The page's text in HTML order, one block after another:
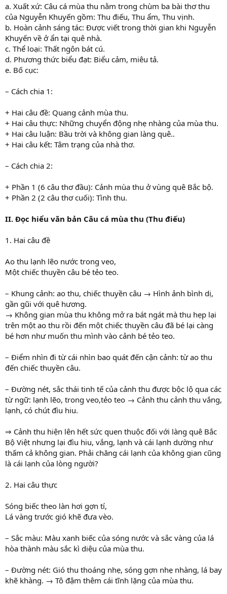
a. Xuất xứ: Câu cá mùa thu nằm trong chùm ba bài thơ thu
của Nguyễn Khuyến gồm: Thu điếu, Thu ẩm, Thu vịnh.
b. Hoàn cảnh sáng tác: Được viết trong thời gian khi Nguyễn
Khuyến về ở ẩn tại quê nhà.
c. Thể loại: Thất ngôn bát cú.
d. Phương thức biểu đạt: Biểu cảm, miêu tả.
e. Bố cục:
– Cách chia 1:
+ Hai câu đề: Quang cảnh mùa thu.
+ Hai câu thực: Những chuyển động nhẹ nhàng của mùa thu.
+ Hai câu luận: Bầu trời và không gian làng quê..
+ Hai câu kết: Tâm trạng của nhà thơ.
– Cách chia 2:
+ Phần 1 (6 câu thơ đầu): Cảnh mùa thu ở vùng quê Bắc bộ.
+ Phần 2 (2 câu thơ cuối): Tình thu.
II. Đọc hiểu văn bản Câu cá mùa thu (Thu điếu)
1. Hai câu đề
Ao thu lạnh lẽo nước trong veo,
Một chiếc thuyền câu bé tẻo teo.
– Khung cảnh: ao thu, chiếc thuyền câu → Hình ảnh bình dị,
gần gũi với quê hương.
→ Không gian mùa thu không mở ra bát ngát mà thu hẹp lại
trên một ao thu rồi đến một chiếc thuyền câu đã bé lại càng
bé hơn như muốn thu mình vào cảnh bé tẻo teo.
– Điểm nhìn đi từ cái nhìn bao quát đến cận cảnh: từ ao thu
đến chiếc thuyền câu.
– Đường nét, sắc thái tinh tế của cảnh thu được bộc lộ qua các
từ ngữ: lạnh lẽo, trong veo,tẻo teo → Cảnh thu cảnh thu vắng,
lạnh, có chút đìu hiu.
⇒ Cảnh thu hiện lên hết sức quen thuộc đối với làng quê Bắc
Bộ Việt nhưng lại đìu hiu, vắng, lạnh và cái lạnh dường như
thấm cả không gian. Phải chăng cái lạnh của không gian cũng
là cái lạnh của lòng người?
2. Hai câu thực
Sóng biếc theo làn hơi gợn tí,
Lá vàng trước gió khẽ đưa vèo.
– Sắc màu: Màu xanh biếc của sóng nước và sắc vàng của lá
hòa thành màu sắc kì diệu của mùa thu.
– Đường nét: Gió thu thoáng nhẹ, sóng gợn nhẹ nhàng, lá bay
khẽ khàng. → Tô đậm thêm cái tĩnh lặng của mùa thu.